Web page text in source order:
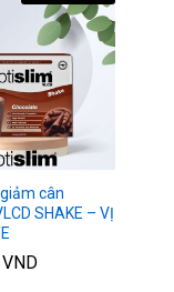
cân
SHAKE – VỊ
VND
VND